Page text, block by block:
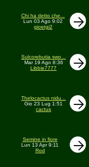
Chi ha detto che...
Lun 03 Ago 9:02
gioetgi2
Sulcorebutia swo...
Mar 19 Ago 8:36
Libbie7777
Thelocactus nidu...
Gio 23 Lug 1:51
cactus
Semine in fiore
Lun 13 Apr 9:11
Rod